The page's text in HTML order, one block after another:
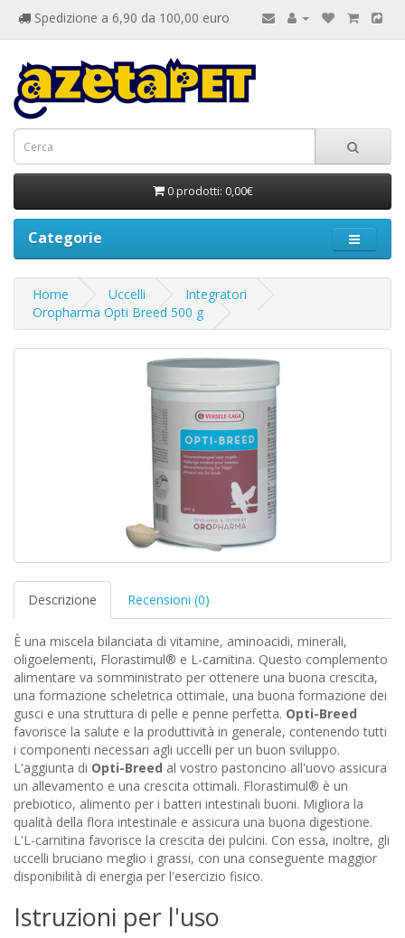
Spedizione a 6,90 da 100,00 euro
0 prodotti: 0,00€
Categorie
Home Uccelli
Integratori
Oropharma Opti Breed 500 g
Descrizione Recensioni (0)
È una miscela bilanciata di vitamine, aminoacidi, minerali,
oligoelementi, Florastimul® e L-carnitina. Questo complemento
alimentare va somministrato per ottenere una buona crescita,
una formazione scheletrica ottimale, una buona formazione dei
gusci e una struttura di pelle e penne perfetta. Opti-Breed
favorisce la salute e la produttività in generale, contenendo tutti
i componenti necessari agli uccelli per un buon sviluppo.
L'aggiunta di Opti-Breed al vostro pastoncino all'uovo assicura
un allevamento e una crescita ottimali. Florastimul® è un
prebiotico, alimento per i batteri intestinali buoni. Migliora la
qualità della flora intestinale e assicura una buona digestione.
L'L-carnitina favorisce la crescita dei pulcini. Con essa, inoltre, gli
uccelli bruciano meglio i grassi, con una conseguente maggior
disponibilità di energia per l'esercizio fisico.
Istruzioni per l'uso